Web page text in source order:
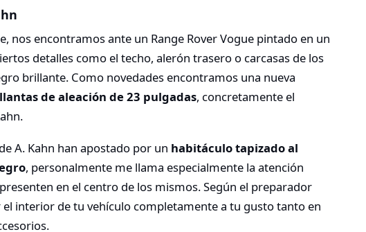
nos encontramos ante un Range Rover Vogue pintado en un
detalles como el techo, alerón trasero o carcasas de los
brillante. Como novedades encontramos una nueva
llantas de aleación de 23 pulgadas, concretamente el
A. Kahn han apostado por un habitáculo tapizado al
, personalmente me llama especialmente la atención
en el centro de los mismos. Según el preparador
interior de tu vehículo completamente a tu gusto tanto en